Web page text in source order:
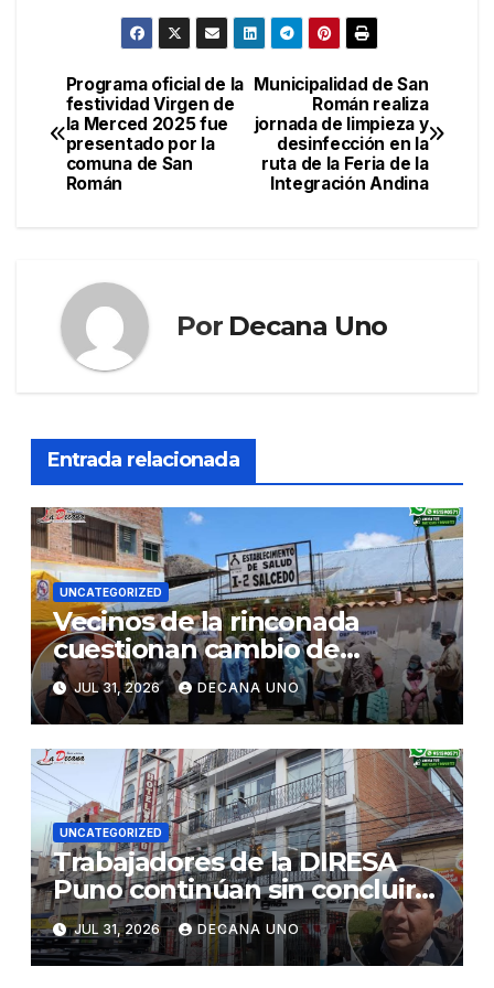
Navegación
de
entradas
Municipalidad de San
Román realiza
jornada de limpieza y
desinfección en la
ruta de la Feria de la
Integración Andina
Programa oficial de la
festividad Virgen de
la Merced 2025 fue
presentado por la
comuna de San
Román
Por Decana Uno
Entrada relacionada
UNCATEGORIZED
Vecinos de la rinconada
cuestionan cambio de
decisión sobre certificado de
posesión otorgado a centro
de salud
JUL 31, 2026 DECANA UNO
UNCATEGORIZED
Trabajadores de la DIRESA
Puno continúan sin concluir
su instalación en nuevos
locales
JUL 31, 2026 DECANA UNO